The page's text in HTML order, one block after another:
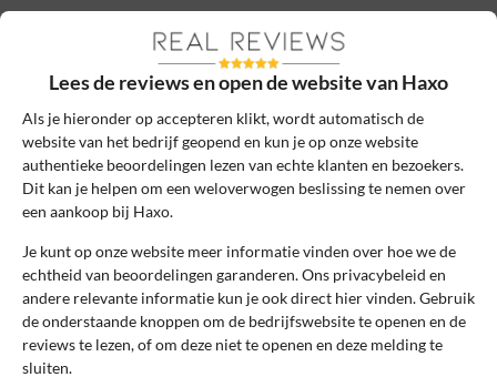
Review handmatig gecontroleerd en goedgekeurd.
Bekijk ons beleid
Reageer
KOERT 17 december 2021, 16:24
Beoordeling: 10
Fantastisch
Helemaal mooie grote nep kerstboom
Lees de reviews en open de website van Haxo
Als je hieronder op accepteren klikt, wordt automatisch de
website van het bedrijf geopend en kun je op onze website
authentieke beoordelingen lezen van echte klanten en bezoekers.
Dit kan je helpen om een weloverwogen beslissing te nemen over
een aankoop bij Haxo.
Je kunt op onze website meer informatie vinden over hoe we de
echtheid van beoordelingen garanderen. Ons privacybeleid en
andere relevante informatie kun je ook direct hier vinden. Gebruik
de onderstaande knoppen om de bedrijfswebsite te openen en de
reviews te lezen, of om deze niet te openen en deze melding te
sluiten.